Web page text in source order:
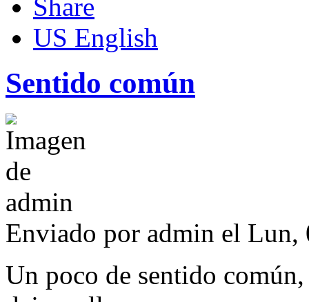
US English
Sentido común
Enviado por admin el Lun,
Un poco de sentido